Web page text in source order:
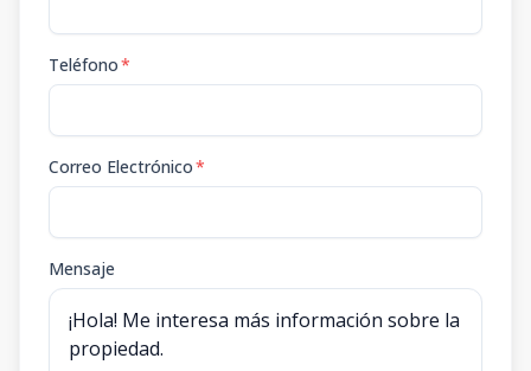
Teléfono*
Correo Electrónico*
Mensaje